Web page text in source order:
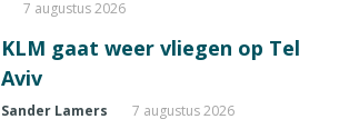
7 augustus 2026
KLM gaat weer vliegen op Tel
Aviv
Sander Lamers 7 augustus 2026